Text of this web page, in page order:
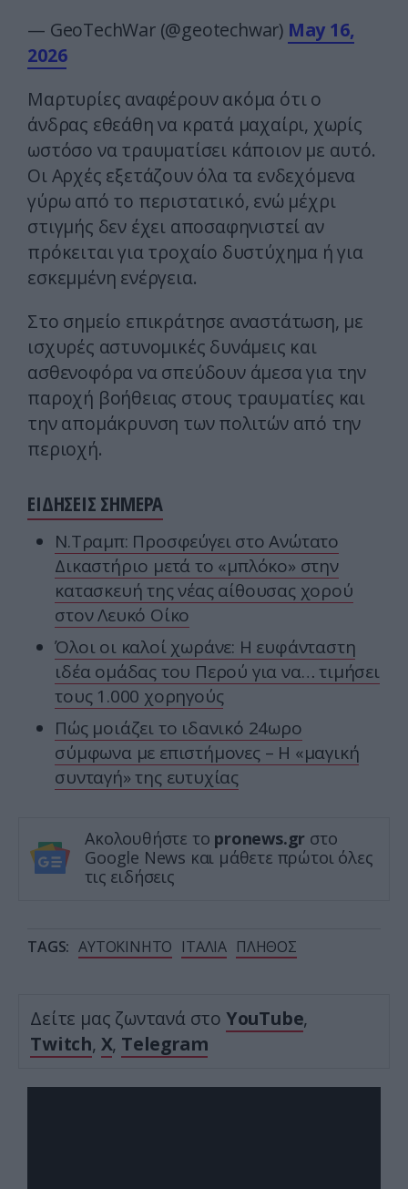
— GeoTechWar (@geotechwar) May 16,
2026
Μαρτυρίες αναφέρουν ακόμα ότι ο
άνδρας εθεάθη να κρατά μαχαίρι, χωρίς
ωστόσο να τραυματίσει κάποιον με αυτό.
Οι Αρχές εξετάζουν όλα τα ενδεχόμενα
γύρω από το περιστατικό, ενώ μέχρι
στιγμής δεν έχει αποσαφηνιστεί αν
πρόκειται για τροχαίο δυστύχημα ή για
εσκεμμένη ενέργεια.
Στο σημείο επικράτησε αναστάτωση, με
ισχυρές αστυνομικές δυνάμεις και
ασθενοφόρα να σπεύδουν άμεσα για την
παροχή βοήθειας στους τραυματίες και
την απομάκρυνση των πολιτών από την
περιοχή.
ΕΙΔΗΣΕΙΣ ΣΗΜΕΡΑ
Ν.Τραμπ: Προσφεύγει στο Ανώτατο
Δικαστήριο μετά το «μπλόκο» στην
κατασκευή της νέας αίθουσας χορού
στον Λευκό Οίκο
Όλοι οι καλοί χωράνε: Η ευφάνταστη
ιδέα ομάδας του Περού για να… τιμήσει
τους 1.000 χορηγούς
Πώς μοιάζει το ιδανικό 24ωρο
σύμφωνα με επιστήμονες – Η «μαγική
συνταγή» της ευτυχίας
Ακολουθήστε το pronews.gr στο
Google News και μάθετε πρώτοι όλες
τις ειδήσεις
TAGS: ΑΥΤΟΚΙΝΗΤΟ ΙΤΑΛΙΑ ΠΛΗΘΟΣ
Δείτε μας ζωντανά στο YouTube,
Twitch, X, Telegram